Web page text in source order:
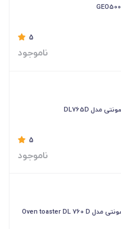
5
ناموجود
5
ناموجود